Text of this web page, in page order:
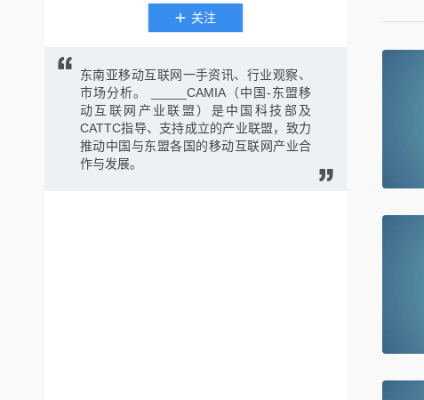
关注
东南亚移动互联网一手资讯、行业观察、
市场分析。 _____CAMIA（中国-东盟移
动互联网产业联盟）是中国科技部及
CATTC指导、支持成立的产业联盟，致力
推动中国与东盟各国的移动互联网产业合
作与发展。